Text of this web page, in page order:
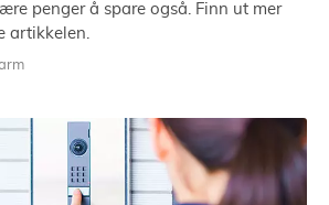
penger å spare også. Finn ut mer
artikkelen.